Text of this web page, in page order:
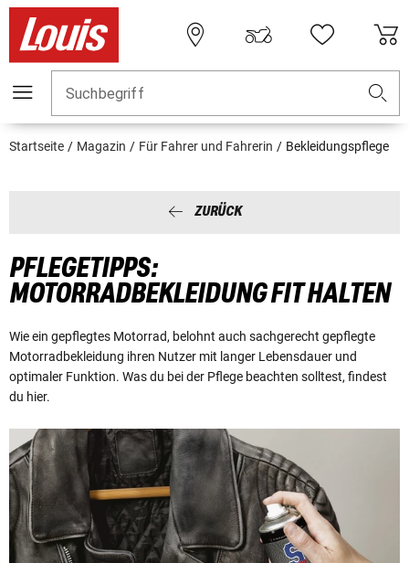
Suchbegriff
Startseite Magazin Für Fahrer und Fahrerin Bekleidungspflege
ZURÜCK
PFLEGETIPPS:
MOTORRADBEKLEIDUNG FIT HALTEN
Wie ein gepflegtes Motorrad, belohnt auch sachgerecht gepflegte
Motorradbekleidung ihren Nutzer mit langer Lebensdauer und
optimaler Funktion. Was du bei der Pflege beachten solltest, findest
du hier.